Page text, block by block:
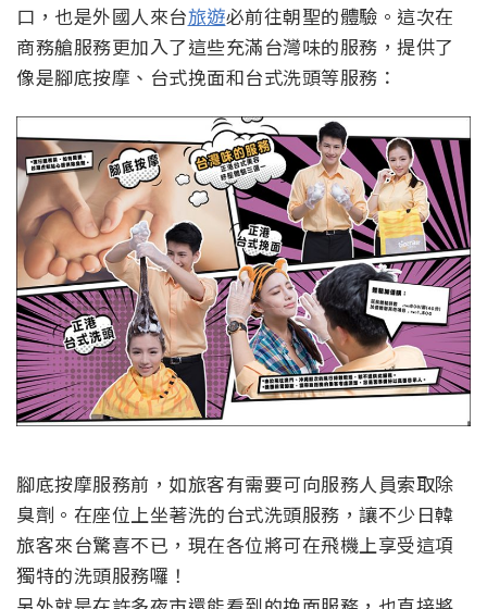
口，也是外國人來台旅遊必前往朝聖的體驗。這次在
商務艙服務更加入了這些充滿台灣味的服務，提供了
像是腳底按摩、台式挽面和台式洗頭等服務：
腳底按摩服務前，如旅客有需要可向服務人員索取除
臭劑。在座位上坐著洗的台式洗頭服務，讓不少日韓
旅客來台驚喜不已，現在各位將可在飛機上享受這項
獨特的洗頭服務囉！